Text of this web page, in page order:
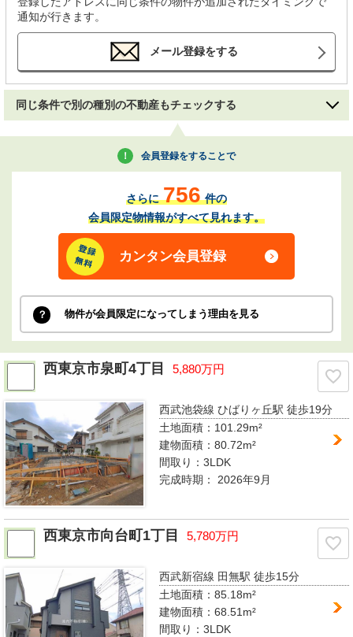
通知が行きます。
メール登録をする
同じ条件で別の種別の不動産もチェックする
会員登録をすることで
さらに 756 件の
会員限定物情報がすべて見れます。
カンタン会員登録
物件が会員限定になってしまう理由を見る
西東京市泉町4丁目 5,880万円
西武池袋線 ひばりヶ丘駅徒歩19分
土地面積：101.29m²
建物面積：80.72m²
間取り：3LDK
完成時期： 2026年9月
西東京市向台町1丁目 5,780万円
西武新宿線 田無駅徒歩15分
土地面積：85.18m²
建物面積：68.51m²
間取り：3LDK